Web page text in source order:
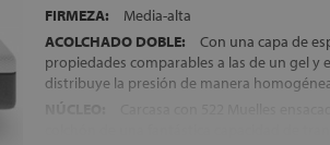
FIRMEZA:
Media-alta
ACOLCHADO DOBLE:
Con una capa de
propiedades comparables a las de un gel
distribuye la presión de manera
NÚCLEO: